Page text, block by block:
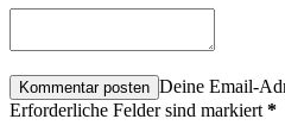
Deine Email-
Erforderliche Felder sind markiert *